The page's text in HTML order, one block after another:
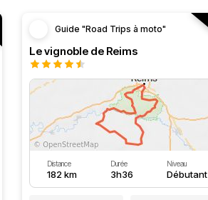
Guide "Road Trips à moto"
Le vignoble de Reims
Distance
182 km
Durée
3h36
Niveau
Débutant